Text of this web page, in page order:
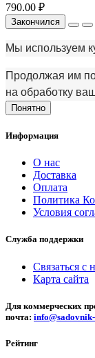
790.00 ₽
Закончился
Мы используем
Продолжая им
на обработку
Понятно
Информация
О нас
Доставка
Оплата
Политика
Условия
Служба поддержки
Связаться с
Карта сайта
Для коммерческих
почта:
Рейтинг